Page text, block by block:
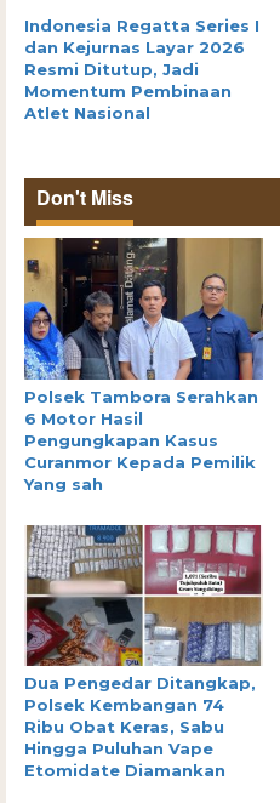
Indonesia Regatta Series I
dan Kejurnas Layar 2026
Resmi Ditutup, Jadi
Momentum Pembinaan
Atlet Nasional
Don't Miss
Polsek Tambora Serahkan
6 Motor Hasil
Pengungkapan Kasus
Curanmor Kepada Pemilik
Yang sah
Dua Pengedar Ditangkap,
Polsek Kembangan 74
Ribu Obat Keras, Sabu
Hingga Puluhan Vape
Etomidate Diamankan